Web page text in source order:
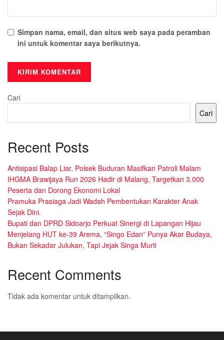
Simpan nama, email, dan situs web saya pada peramban
ini untuk komentar saya berikutnya.
Cari
Cari
Recent Posts
Antisipasi Balap Liar, Polsek Buduran Masifkan Patroli Malam
IHGMA Brawijaya Run 2026 Hadir di Malang, Targetkan 3.000
Peserta dan Dorong Ekonomi Lokal
Pramuka Prasiaga Jadi Wadah Pembentukan Karakter Anak
Sejak Dini.
Bupati dan DPRD Sidoarjo Perkuat Sinergi di Lapangan Hijau
Menjelang HUT ke-39 Arema, “Singo Edan” Punya Akar Budaya,
Bukan Sekadar Julukan, Tapi Jejak Singa Murti
Recent Comments
Tidak ada komentar untuk ditampilkan.